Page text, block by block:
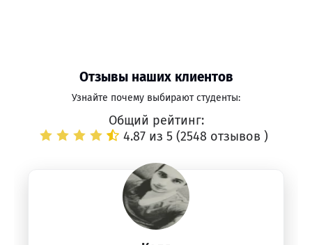
Отзывы наших клиентов
Узнайте почему выбирают студенты:
Общий рейтинг:
4.87 из 5 (2548 отзывов )